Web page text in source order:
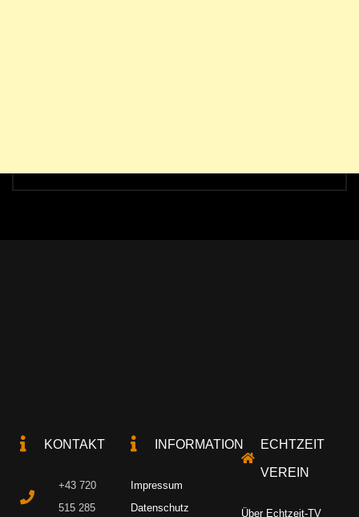
KONTAKT
+43 720
515 285
INFORMATION
Impressum
Datenschutz
ECHTZEIT
VEREIN
Über Echtzeit-TV